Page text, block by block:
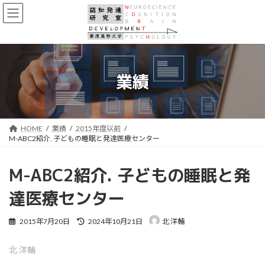
コ
ン
ナ
ビ
業績
HOME 業績
2015年度以前
M-ABC2紹介. 子どもの睡眠と発達医療センター
M-ABC2紹介. 子どもの睡眠と発
達医療センター
2015年7月20日
最
2024年10月21日 北 洋輔
北 洋輔